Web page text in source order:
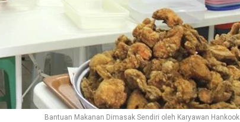
Bantuan Makanan Dimasak Sendiri oleh Karyawan Hankook